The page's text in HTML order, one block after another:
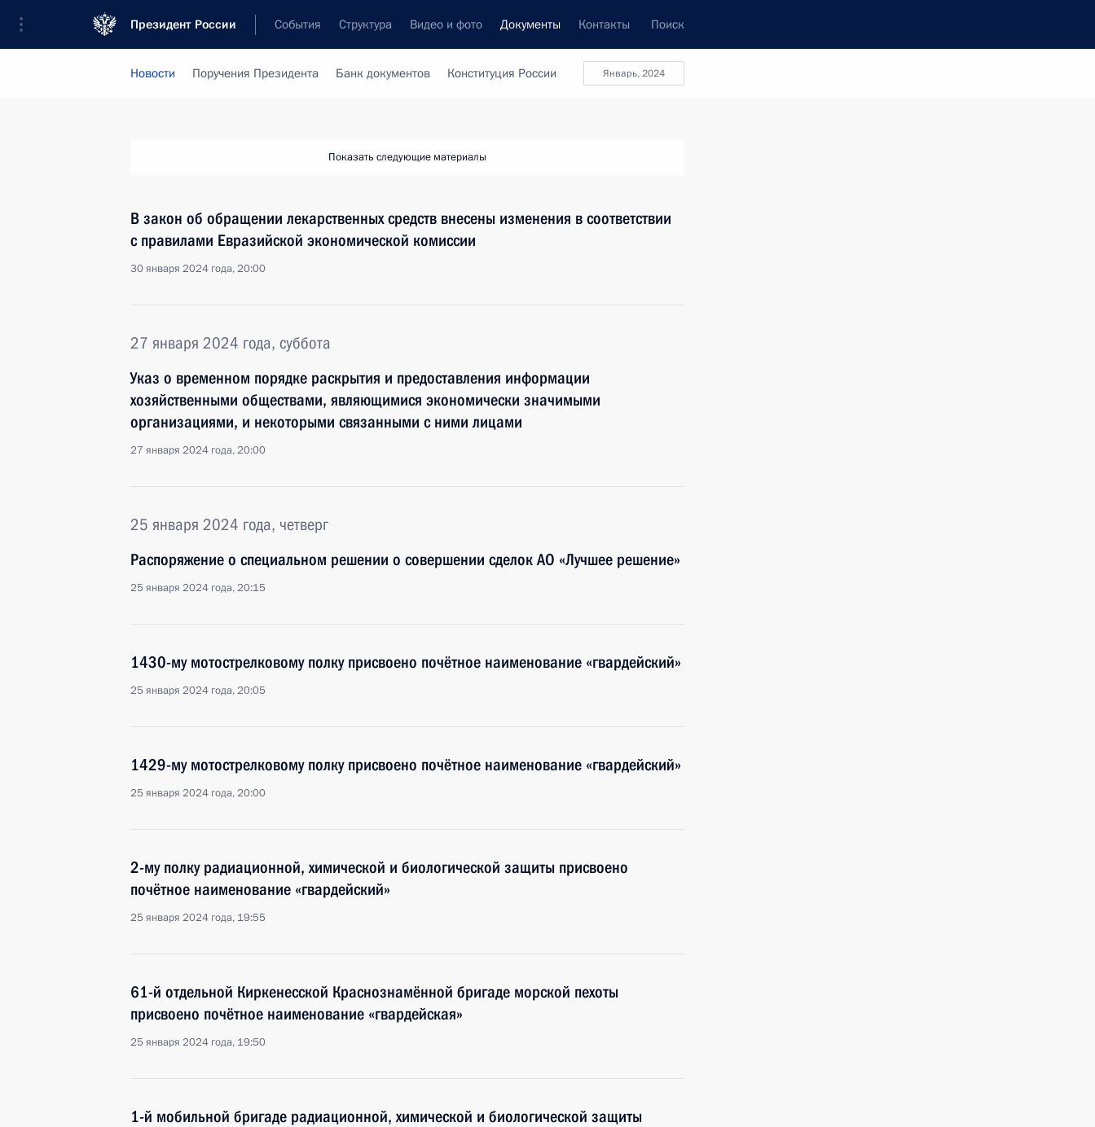
Президент России События Структура Видео и фото Документы Контакты Поиск
январь, 2024
Новости Поручения Президента Банк документов Конституция России
Показать следующие материалы
В закон об обращении лекарственных средств внесены изменения в соответствии
с правилами Евразийской экономической комиссии
30 января 2024 года, 20:00
27 января 2024 года, суббота
Указ о временном порядке раскрытия и предоставления информации
хозяйственными обществами, являющимися экономически значимыми
организациями, и некоторыми связанными с ними лицами
27 января 2024 года, 20:00
25 января 2024 года, четверг
Распоряжение о специальном решении о совершении сделок АО «Лучшее решение»
25 января 2024 года, 20:15
1430-му мотострелковому полку присвоено почётное наименование «гвардейский»
25 января 2024 года, 20:05
1429-му мотострелковому полку присвоено почётное наименование «гвардейский»
25 января 2024 года, 20:00
2-му полку радиационной, химической и биологической защиты присвоено
почётное наименование «гвардейский»
25 января 2024 года, 19:55
61-й отдельной Киркенесской Краснознамённой бригаде морской пехоты
присвоено почётное наименование «гвардейская»
25 января 2024 года, 19:50
1-й мобильной бригаде радиационной, химической и биологической защиты